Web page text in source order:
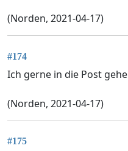
(Norden, 2021-04-17)
#174
Ich gerne in die Post gehe
(Norden, 2021-04-17)
#175